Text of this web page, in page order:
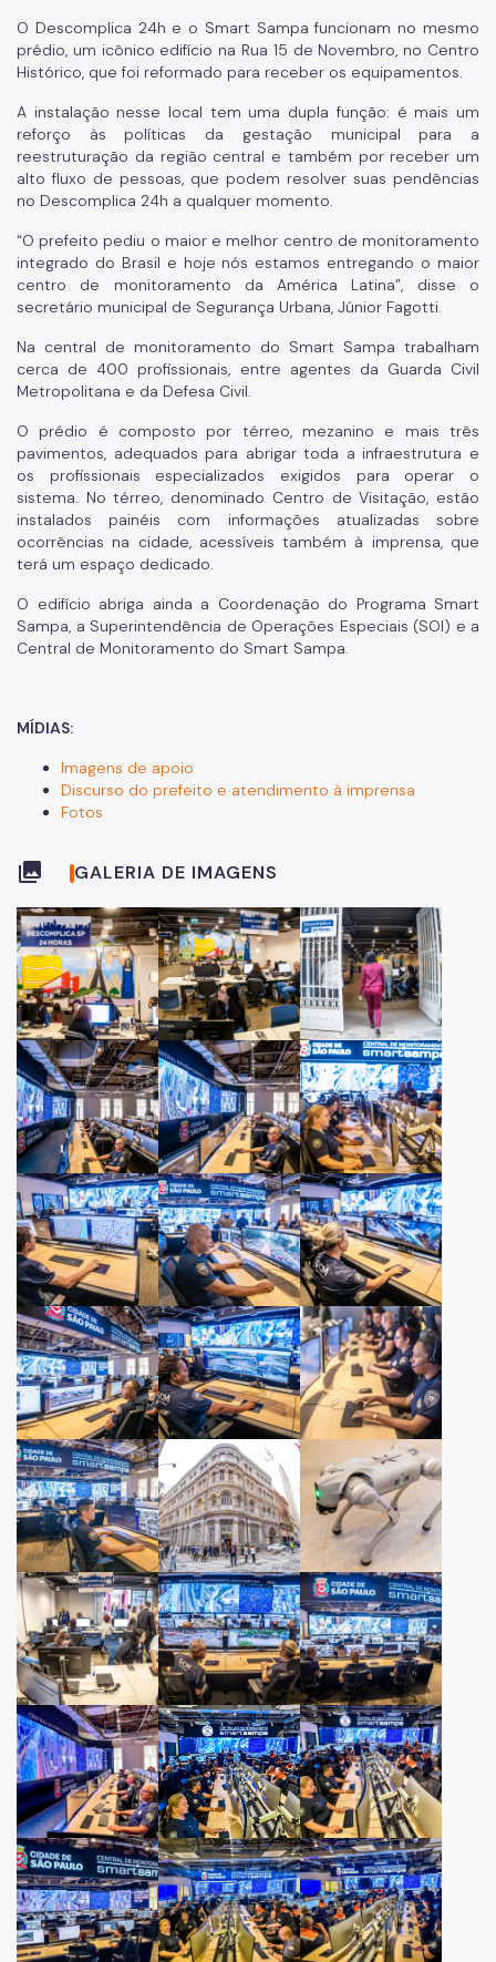
O Descomplica 24h e o Smart Sampa funcionam no mesmo
prédio, um icônico edifício na Rua 15 de Novembro, no Centro
Histórico, que foi reformado para receber os equipamentos.
A instalação nesse local tem uma dupla função: é mais um
reforço às políticas da gestação municipal para a
reestruturação da região central e também por receber um
alto fluxo de pessoas, que podem resolver suas pendências
no Descomplica 24h a qualquer momento.
“O prefeito pediu o maior e melhor centro de monitoramento
integrado do Brasil e hoje nós estamos entregando o maior
centro de monitoramento da América Latina”, disse o
secretário municipal de Segurança Urbana, Júnior Fagotti.
Na central de monitoramento do Smart Sampa trabalham
cerca de 400 profissionais, entre agentes da Guarda Civil
Metropolitana e da Defesa Civil.
O prédio é composto por térreo, mezanino e mais três
pavimentos, adequados para abrigar toda a infraestrutura e
os profissionais especializados exigidos para operar o
sistema. No térreo, denominado Centro de Visitação, estão
instalados painéis com informações atualizadas sobre
ocorrências na cidade, acessíveis também à imprensa, que
terá um espaço dedicado.
O edifício abriga ainda a Coordenação do Programa Smart
Sampa, a Superintendência de Operações Especiais (SOI) e a
Central de Monitoramento do Smart Sampa.
MÍDIAS:
Imagens de apoio
Discurso do prefeito e atendimento à imprensa
Fotos
collections GALERIA DE IMAGENS